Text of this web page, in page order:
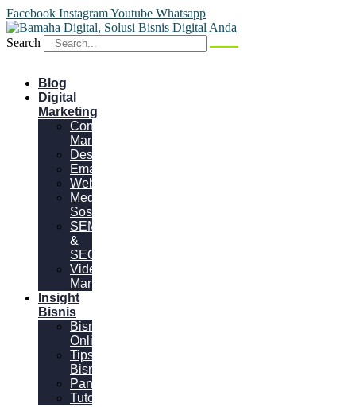
Facebook InstagramYoutube Whatsapp
Search
Blog
Digital
Marketing
Content
Marketing
Desain
Email
Website
Media
Sosial
SEM
&
SEO
Video
Marketing
Insight
Bisnis
Bisnis
Online
Tips
Bisnis
Panduan
Tutorial